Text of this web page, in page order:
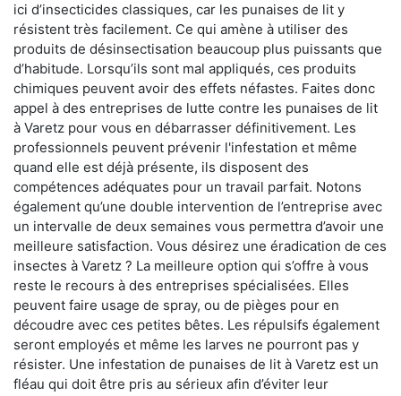
ici d’insecticides classiques, car les punaises de lit y
résistent très facilement. Ce qui amène à utiliser des
produits de désinsectisation beaucoup plus puissants que
d’habitude. Lorsqu’ils sont mal appliqués, ces produits
chimiques peuvent avoir des effets néfastes. Faites donc
appel à des entreprises de lutte contre les punaises de lit
à Varetz pour vous en débarrasser définitivement. Les
professionnels peuvent prévenir l'infestation et même
quand elle est déjà présente, ils disposent des
compétences adéquates pour un travail parfait. Notons
également qu’une double intervention de l’entreprise avec
un intervalle de deux semaines vous permettra d’avoir une
meilleure satisfaction. Vous désirez une éradication de ces
insectes à Varetz ? La meilleure option qui s’offre à vous
reste le recours à des entreprises spécialisées. Elles
peuvent faire usage de spray, ou de pièges pour en
découdre avec ces petites bêtes. Les répulsifs également
seront employés et même les larves ne pourront pas y
résister. Une infestation de punaises de lit à Varetz est un
fléau qui doit être pris au sérieux afin d’éviter leur